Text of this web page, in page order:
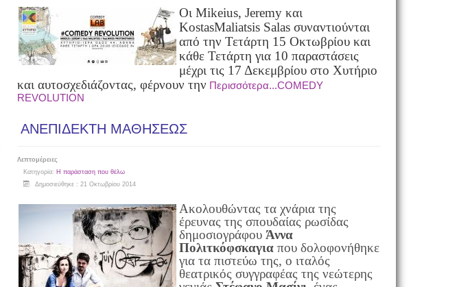
Οι Mikeius, Jeremyκαι
KostasMaliatsisSalas συναντιούνται
από την Τετάρτη 15 Οκτωβρίου και
κάθε Τετάρτη για 10 παραστάσεις
μέχρι τις 17 Δεκεμβρίου στο Χυτήριο
και αυτοσχεδιάζοντας, φέρνουν την Περισσότερα...COMEDY
REVOLUTION
ΑΝΕΠΙΔΕΚΤΗ ΜΑΘΗΣΕΩΣ
Λεπτομέρειες
Κατηγορία: Η παράσταση που θέλω
Δημοσιεύθηκε : 21 Οκτωβρίου 2014
Ακολουθώντας τα χνάρια της
έρευνας της σπουδαίας ρωσίδας
δημοσιογράφου Άννα
Πολιτκόφσκαγιαπου δολοφονήθηκε
για τα πιστεύω της, ο ιταλός
θεατρικός συγγραφέας της νεώτερης